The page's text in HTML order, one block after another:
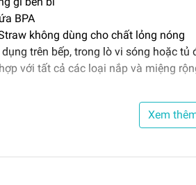
BPA
không dùng cho chất lỏng nóng
trên bếp, trong lò vi sóng hoặc tủ
với tất cả các loại nắp và miệng
Bảo hành cho chức năng giữ
với điều kiện sản phẩm còn đủ linh
Xem